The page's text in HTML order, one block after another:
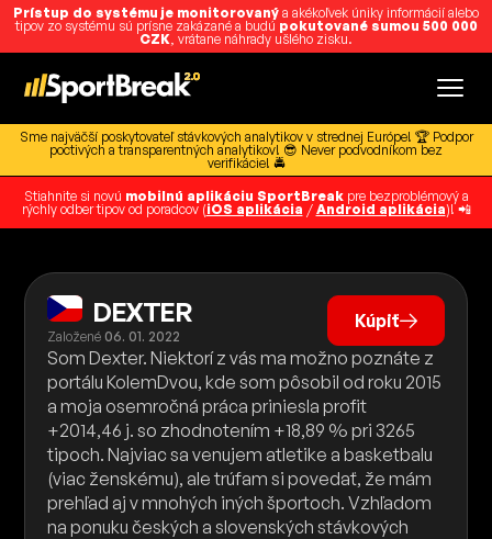
Prístup do systému je monitorovaný a akékoľvek úniky informácií alebo
tipov zo systému sú prísne zakázané a budú pokutované sumou 500 000
CZK, vrátane náhrady ušlého zisku.
Sme najväčší poskytovateľ stávkových analytikov v strednej Európe! 🏆 Podpor
poctivých a transparentných analytikov! 😎 Never podvodníkom bez
verifikácie! 🚔
Stiahnite si novú mobilnú aplikáciu SportBreakpre bezproblémový a
rýchly odber tipov od poradcov (iOS aplikácia / Android aplikácia)! 📲
DEXTER
Založené 06. 01. 2022
Kúpiť
Som Dexter. Niektorí z vás ma možno poznáte z
portálu KolemDvou, kde som pôsobil od roku 2015
a moja osemročná práca priniesla profit
+2014,46 j. so zhodnotením +18,89 % pri 3265
tipoch. Najviac sa venujem atletike a basketbalu
(viac ženskému), ale trúfam si povedať, že mám
prehľad aj v mnohých iných športoch. Vzhľadom
na ponuku českých a slovenských stávkových